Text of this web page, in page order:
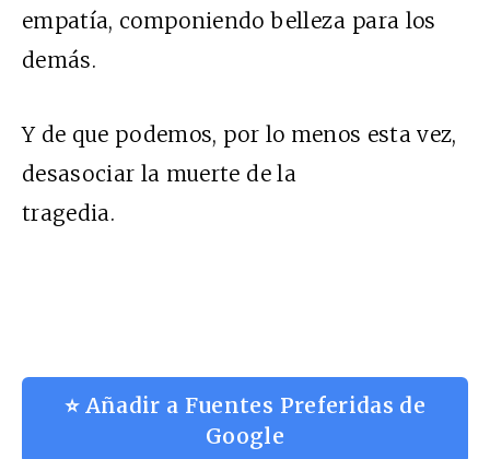
empatía, componiendo belleza para los
demás.
Y de que podemos, por lo menos esta vez,
desasociar la muerte de la
tragedia.
⭐ Añadir a Fuentes Preferidas de
Google